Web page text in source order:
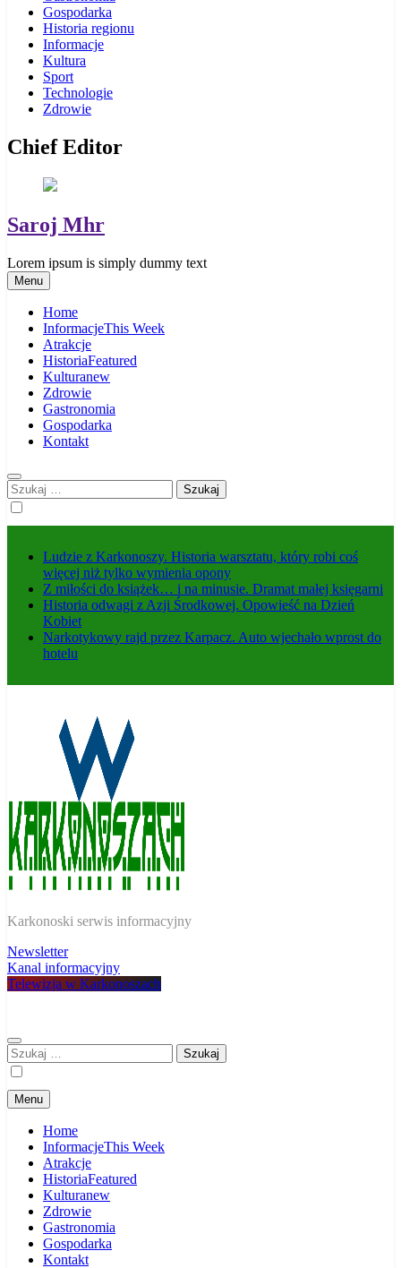
Gospodarka
Historia regionu
Informacje
Kultura
Sport
Technologie
Zdrowie
Chief Editor
Saroj Mhr
Lorem ipsum is simply dummy text
Menu
Home
InformacjeThis Week
Atrakcje
HistoriaFeatured
Kulturanew
Zdrowie
Gastronomia
Gospodarka
Kontakt
Szukaj:
Ludzie z Karkonoszy. Historia warsztatu, który robi coś
więcej niż tylko wymienia opony
Z miłości do książek… i na minusie. Dramat małej księgarni
Historia odwagi z Azji Środkowej. Opowieść na Dzień
Kobiet
Narkotykowy rajd przez Karpacz. Auto wjechało wprost do
hotelu
W Karkonoszach
Karkonoski serwis informacyjny
Newsletter
Kanal informacyjny
Telewizja w Karkonoszach
Szukaj:
Menu
Home
InformacjeThis Week
Atrakcje
HistoriaFeatured
Kulturanew
Zdrowie
Gastronomia
Gospodarka
Kontakt